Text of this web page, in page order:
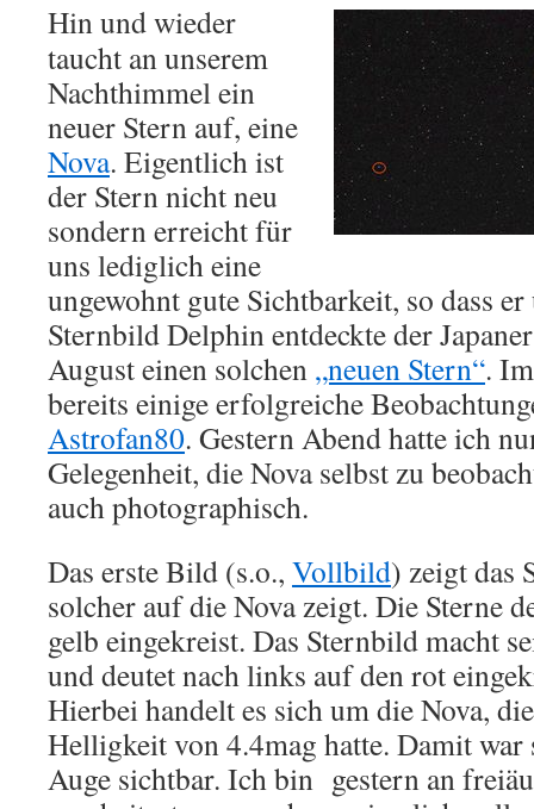
Hin und wieder
taucht an unserem
Nachthimmel ein
neuer Stern auf, eine
Nova. Eigentlich ist
der Stern nicht neu
sondern erreicht für
uns lediglich eine
ungewohnt gute Sichtbarkeit, so dass
Sternbild Delphin entdeckte der
August einen solchen „neuen Stern“.
bereits einige erfolgreiche
Astrofan80. Gestern Abend hatte ich
Gelegenheit, die Nova selbst zu
auch photographisch.
Das erste Bild (s.o., Vollbild) zeigt das
solcher auf die Nova zeigt. Die Sterne
gelb eingekreist. Das Sternbild macht
und deutet nach links auf den rot
Hierbei handelt es sich um die Nova,
Helligkeit von 4.4mag hatte. Damit
Auge sichtbar. Ich bin gestern an